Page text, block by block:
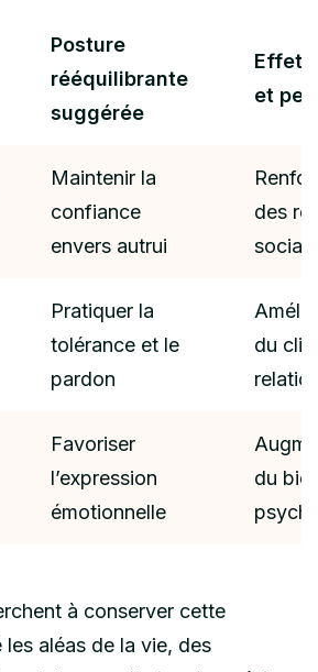
Posture
rééquilibrante
suggérée
Effet
et
Maintenir la
confiance
envers autrui
des
Pratiquer la
tolérance et le
pardon
du
Favoriser
l’expression
émotionnelle
du
à conserver cette
aléas de la vie, des